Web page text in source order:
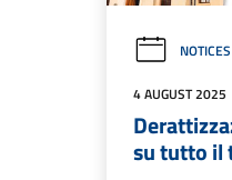
NOTICES
4 AUGUST 2025
su tutto il